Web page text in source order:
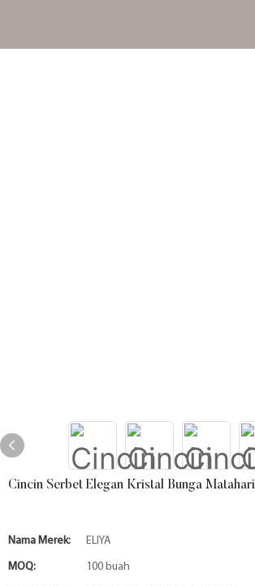
Cincin Serbet Elegan Kristal Bunga Matahari
Nama Merek: ELIYA
MOQ: 100 buah